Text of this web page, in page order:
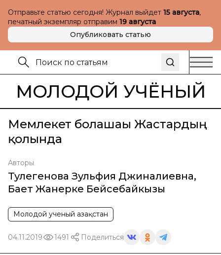
Отправьте статью сегодня! Журнал выйдет 15 августа,
печатный экземпляр отправим 19 августа
Опубликовать статью
МОЛОДОЙ УЧЁНЫЙ
Мемлекет болашағы Жастардың
қолында
Авторы
Тулегенова Зульфия Джиналиевна,
Бает Жанерке Бейсебайкызы
Молодой ученый Қазақстан
04.11.2019 1491 Поделиться